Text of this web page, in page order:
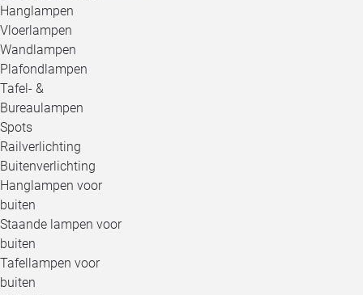
Hanglampen
Vloerlampen
Wandlampen
Plafondlampen
Tafel- &
Bureaulampen
Spots
Railverlichting
Buitenverlichting
Hanglampen voor
buiten
Staande lampen voor
buiten
Tafellampen voor
buiten